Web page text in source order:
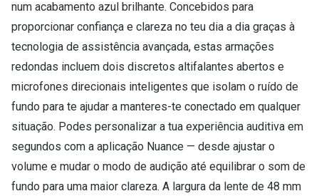
num acabamento azul brilhante. Concebidos para
proporcionar confiança e clareza no teu dia a dia graças à
tecnologia de assistência avançada, estas armações
redondas incluem dois discretos altifalantes abertos e
microfones direcionais inteligentes que isolam o ruído de
fundo para te ajudar a manteres-te conectado em qualquer
situação. Podes personalizar a tua experiência auditiva em
segundos com a aplicação Nuance — desde ajustar o
volume e mudar o modo de audição até equilibrar o som de
fundo para uma maior clareza. A largura da lente de 48 mm